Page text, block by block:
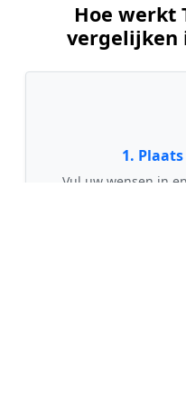
Hoe werkt
vergelijken
1.
Vul uw wensen in